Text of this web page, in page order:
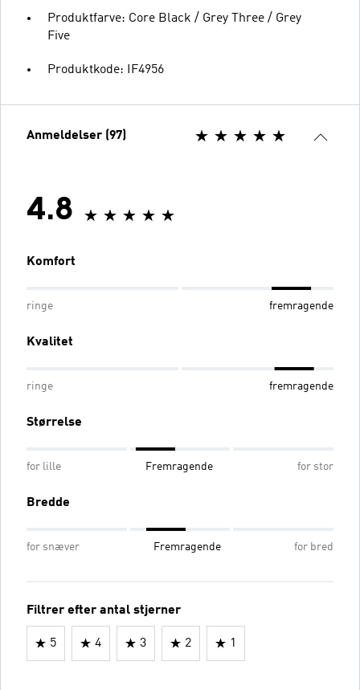
Produktfarve: Core Black / Grey Three / Grey
Five
Produktkode: IF4956
Anmeldelser (97)
4.8
Komfort
ringe fremragende
Kvalitet
ringe fremragende
Størrelse
for lille Fremragende for stor
Bredde
for snæver Fremragende for bred
Filtrer efter antal stjerner
5 4 3 2 1